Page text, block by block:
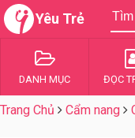
Yêu Trẻ
DANH MỤC ĐỌC
Trang Chủ Cẩm nang